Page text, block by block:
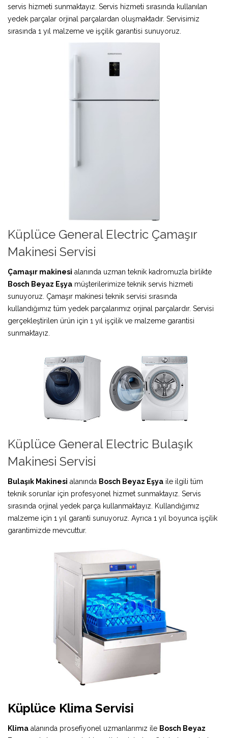
servis hizmeti sunmaktayız. Servis hizmeti sırasında kullanılan
yedek parçalar orjinal parçalardan oluşmaktadır. Servisimiz
sırasında 1 yıl malzeme ve işçilik garantisi sunuyoruz.
Küplüce General Electric Çamaşır
Makinesi Servisi
Çamaşır makinesi alanında uzman teknik kadromuzla birlikte
Bosch Beyaz Eşya müşterilerimize teknik servis hizmeti
sunuyoruz. Çamaşır makinesi teknik servisi sırasında
kullandığımız tüm yedek parçalarımız orjinal parçalardır. Servisi
gerçekleştirilen ürün için 1 yıl işçilik ve malzeme garantisi
sunmaktayız.
Küplüce General Electric Bulaşık
Makinesi Servisi
Bulaşık Makinesi alanında Bosch Beyaz Eşya ile ilgili tüm
teknik sorunlar için profesyonel hizmet sunmaktayız. Servis
sırasında orjinal yedek parça kullanmaktayız. Kullandığımız
malzeme için 1 yıl garanti sunuyoruz. Ayrıca 1 yıl boyunca işçilik
garantimizde mevcuttur.
Küplüce Klima Servisi
Klima alanında prosefiyonel uzmanlarımız ile Bosch Beyaz